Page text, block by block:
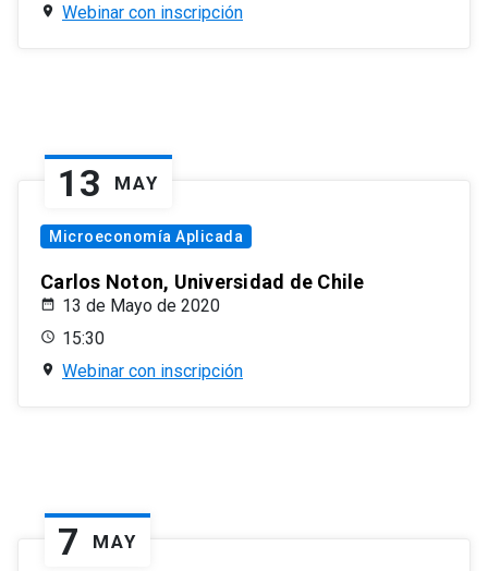
Webinar con inscripción
13 MAY
Microeconomía Aplicada
Carlos Noton, Universidad de Chile
13 de Mayo de 2020
15:30
Webinar con inscripción
7 MAY